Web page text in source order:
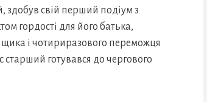
свій перший подіум з
гордості для його батька,
і чотириразового переможця
старший готувався до чергового